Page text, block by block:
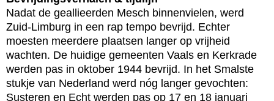
Nadat de geallieerden Mesch binnenvielen, werd
Zuid-Limburg in een rap tempo bevrijd. Echter
moesten meerdere plaatsen langer op vrijheid
wachten. De huidige gemeenten Vaals en Kerkrade
werden pas in oktober 1944 bevrijd. In het Smalste
stukje van Nederland werd nóg langer gevochten:
Susteren en Echt werden pas op 17 en 18 januari